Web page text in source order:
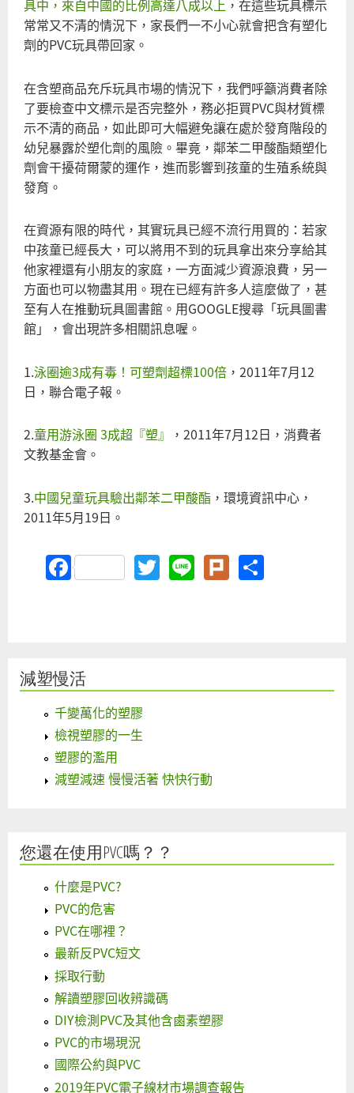
具中，來自中國的比例高達八成以上 ，在這些玩具標示
常常又不清的情況下，家長們一不小心就會把含有塑化
劑的PVC玩具帶回家。
在含塑商品充斥玩具市場的情況下，我們呼籲消費者除
了要檢查中文標示是否完整外，務必拒買PVC與材質標
示不清的商品，如此即可大幅避免讓在處於發育階段的
幼兒暴露於塑化劑的風險。畢竟，鄰苯二甲酸酯類塑化
劑會干擾荷爾蒙的運作，進而影響到孩童的生殖系統與
發育。
在資源有限的時代，其實玩具已經不流行用買的：若家
中孩童已經長大，可以將用不到的玩具拿出來分享給其
他家裡還有小朋友的家庭，一方面減少資源浪費，另一
方面也可以物盡其用。現在已經有許多人這麼做了，甚
至有人在推動玩具圖書館。用GOOGLE搜尋「玩具圖書
館」，會出現許多相關訊息喔。
1.泳圈逾3成有毒！可塑劑超標100倍 ，2011年7月12
日，聯合電子報。
2.童用游泳圈 3成超『塑』
，2011年7月12日，消費者
文教基金會。
3.中國兒童玩具驗出鄰苯二甲酸酯 ，環境資訊中心，
2011年5月19日。
FacebookTwitter
LinePlurk
減塑慢活
千變萬化的塑膠
檢視塑膠的一生
塑膠的濫用
減塑減速 慢慢活著 快快行動
您還在使用PVC嗎？？
什麼是PVC?
PVC的危害
PVC在哪裡？
最新反PVC短文
採取行動
解讀塑膠回收辨識碼
DIY檢測PVC及其他含鹵素塑膠
PVC的市場現況
國際公約與PVC
2019年PVC電子線材市場調查報告